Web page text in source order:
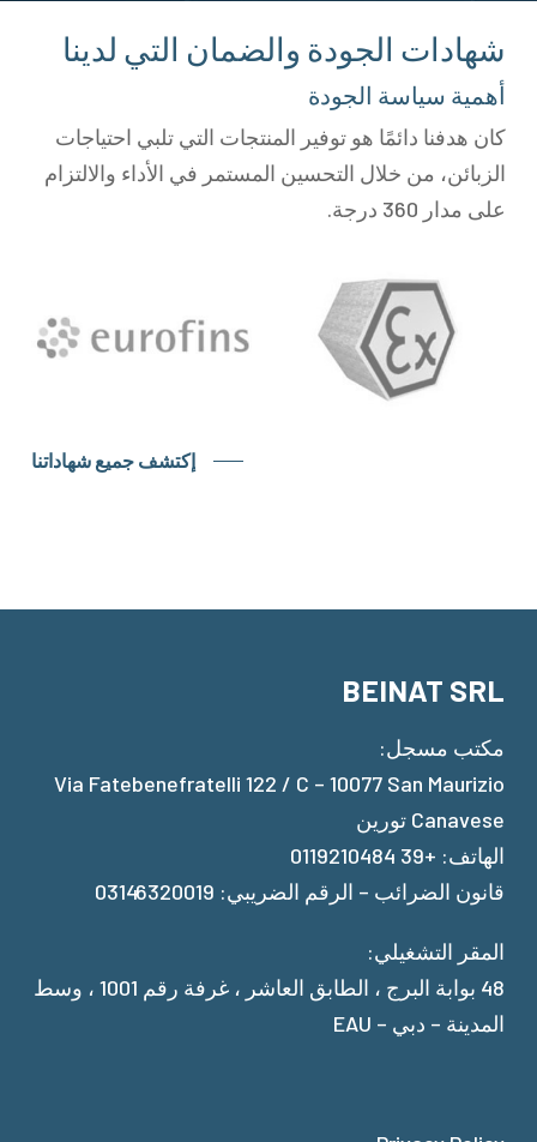
شهادات الجودة والضمان التي لدينا
أهمية سياسة الجودة
كان هدفنا دائمًا هو توفير المنتجات التي تلبي احتياجات
الزبائن، من خلال التحسين المستمر في الأداء والالتزام
على مدار 360 درجة.
إكتشف جميع شهاداتنا
BEINAT SRL
مكتب مسجل:
Via Fatebenefratelli 122 / C – 10077 San Maurizio
Canavese تورين
الهاتف: +39 0119210484
قانون الضرائب – الرقم الضريبي: 03146320019
المقر التشغيلي:
48 بوابة البرج ، الطابق العاشر ، غرفة رقم 1001 ، وسط
المدينة – دبي – EAU